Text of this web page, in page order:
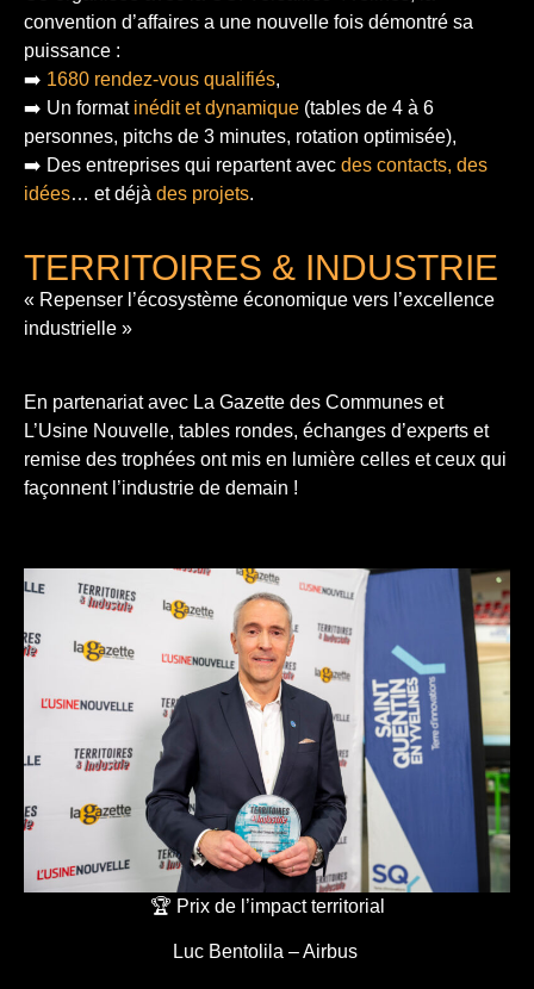
convention d’affaires a une nouvelle fois démontré sa
puissance :
➡️ 1680 rendez-vous qualifiés,
➡️ Un format inédit et dynamique (tables de 4 à 6
personnes, pitchs de 3 minutes, rotation optimisée),
➡️ Des entreprises qui repartent avec des contacts, des
idées… et déjà des projets.
TERRITOIRES & INDUSTRIE
« Repenser l’écosystème économique vers l’excellence
industrielle »
En partenariat avec La Gazette des Communes et
L’Usine Nouvelle, tables rondes, échanges d’experts et
remise des trophées ont mis en lumière celles et ceux qui
façonnent l’industrie de demain !
🏆 Prix de l’impact territorial
Luc Bentolila – Airbus